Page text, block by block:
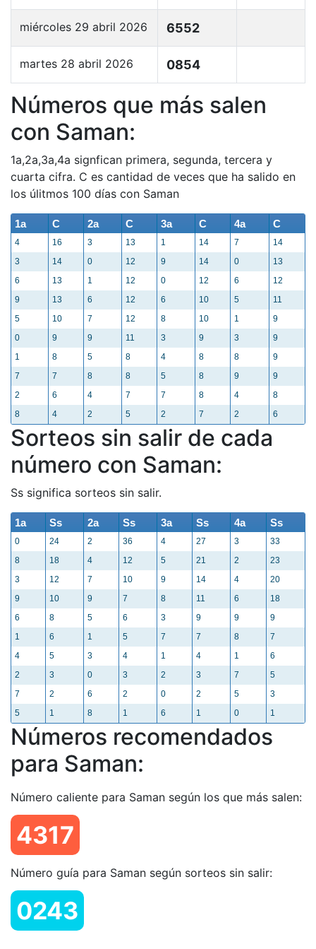
miércoles 29 abril 2026 6552
martes 28 abril 2026 0854
Números que más salen
con Saman:
1a,2a,3a,4a signfican primera, segunda, tercera y
cuarta cifra. C es cantidad de veces que ha salido en
los úlitmos 100 días con Saman
1a C 2a C 3a C 4a C
4 16 3 13 1 14 7
14
3
14 0 12 9 14 0
13
6
13 1 12 0 12 6
12
9
13 6 12 6 10 5
11
5
10 7 12 8 10 1
9
0
9 9 11 3 9 3
9
1
8 5 8 4 8 8
9
7
7 8 8 5 8 9
9
2
6 4 7 7 8 4
8
8
4 2 5 2 7 2 6
Sorteos sin salir de cada
número con Saman:
Ss significa sorteos sin salir.
1a Ss 2a Ss 3a Ss 4a Ss
0 24 2 36 4 27 3
33
8
18 4 12 5 21 2
23
3
12 7 10 9 14 4
20
9
10 9 7 8 11 6
18
6
8 5 6 3 9 9
9
1
6 1 5 7 7 8
7
4
5 3 4 1 4 1
6
2
3 0 3 2 3 7
5
7
2 6 2 0 2 5
3
5
1 8 1 6 1 0 1
Números recomendados
para Saman:
Número caliente para Saman según los que más salen:
4317
Número guía para Saman según sorteos sin salir:
0243